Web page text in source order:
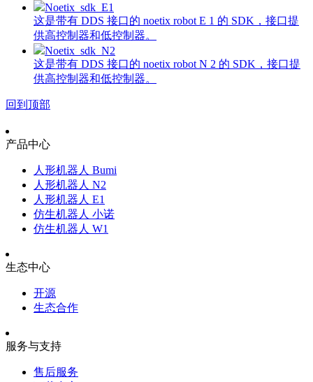
Noetix_sdk_E1
这是带有 DDS 接口的 noetix robot E 1 的 SDK，接口提
供高控制器和低控制器。
Noetix_sdk_N2
这是带有 DDS 接口的 noetix robot N 2 的 SDK，接口提
供高控制器和低控制器。
回到顶部
产品中心
人形机器人 Bumi
人形机器人 N2
人形机器人 E1
仿生机器人 小诺
仿生机器人 W1
生态中心
开源
生态合作
服务与支持
售后服务